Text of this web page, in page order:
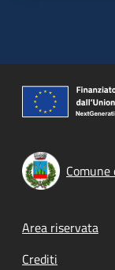
Footer
Area riservata
Crediti